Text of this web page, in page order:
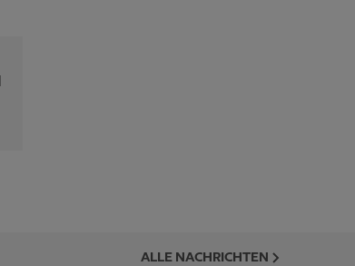
ALLE NACHRICHTEN